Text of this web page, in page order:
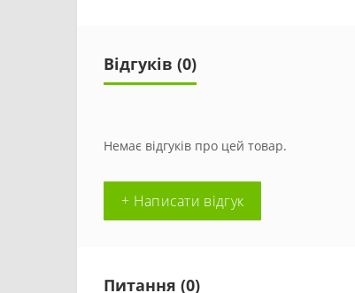
Відгуків (0)
Немає відгуків про цей товар.
+ Написати відгук
Питання (0)